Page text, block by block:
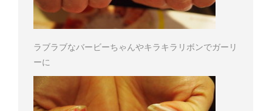
ラブラブなバービーちゃんやキラキラリボンでガーリ
ーに